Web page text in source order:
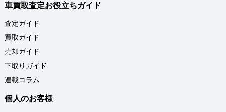
車買取査定お役立ちガイド
査定ガイド
買取ガイド
売却ガイド
下取りガイド
連載コラム
個人のお客様